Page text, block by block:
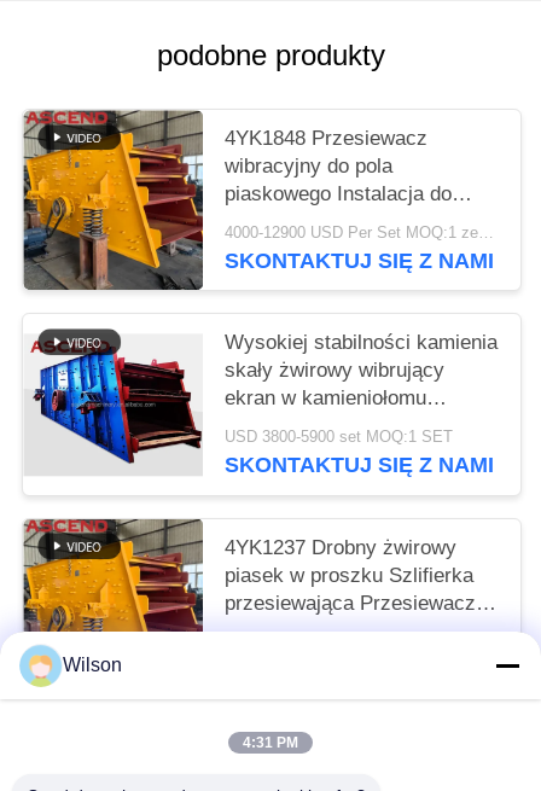
podobne produkty
4YK1848 Przesiewacz
wibracyjny do pola
piaskowego Instalacja do
przesiewania z silnikiem
Diesla
SKONTAKTUJ SIĘ Z NAMI
Wysokiej stabilności kamienia
skały żwirowy wibrujący
ekran w kamieniołomu
wydobywczym
USD 3800-5900 set MOQ:1 SET
SKONTAKTUJ SIĘ Z NAMI
4YK1237 Drobny żwirowy
piasek w proszku Szlifierka
przesiewająca Przesiewacz
wibracyjny kamieniołomu
Wilson
4:31 PM